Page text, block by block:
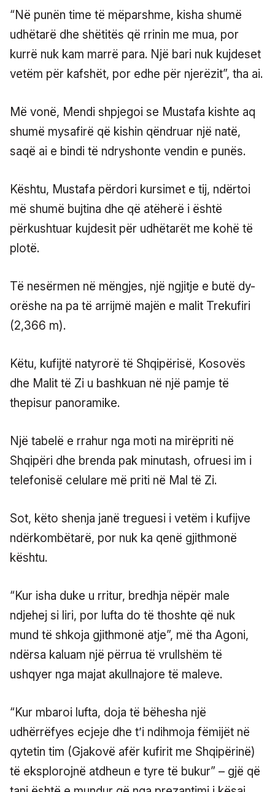
“Në punën time të mëparshme, kisha shumë
udhëtarë dhe shëtitës që rrinin me mua, por
kurrë nuk kam marrë para. Një bari nuk kujdeset
vetëm për kafshët, por edhe për njerëzit”, tha ai.
Më vonë, Mendi shpjegoi se Mustafa kishte aq
shumë mysafirë që kishin qëndruar një natë,
saqë ai e bindi të ndryshonte vendin e punës.
Kështu, Mustafa përdori kursimet e tij, ndërtoi
më shumë bujtina dhe që atëherë i është
përkushtuar kujdesit për udhëtarët me kohë të
plotë.
Të nesërmen në mëngjes, një ngjitje e butë dy-
orëshe na pa të arrijmë majën e malit Trekufiri
(2,366 m).
Këtu, kufijtë natyrorë të Shqipërisë, Kosovës
dhe Malit të Zi u bashkuan në një pamje të
thepisur panoramike.
Një tabelë e rrahur nga moti na mirëpriti në
Shqipëri dhe brenda pak minutash, ofruesi im i
telefonisë celulare më priti në Mal të Zi.
Sot, këto shenja janë treguesi i vetëm i kufijve
ndërkombëtarë, por nuk ka qenë gjithmonë
kështu.
“Kur isha duke u rritur, bredhja nëpër male
ndjehej si liri, por lufta do të thoshte që nuk
mund të shkoja gjithmonë atje”, më tha Agoni,
ndërsa kaluam një përrua të vrullshëm të
ushqyer nga majat akullnajore të maleve.
“Kur mbaroi lufta, doja të bëhesha një
udhërrëfyes ecjeje dhe t’i ndihmoja fëmijët në
qytetin tim (Gjakovë afër kufirit me Shqipërinë)
të eksplorojnë atdheun e tyre të bukur” – gjë që